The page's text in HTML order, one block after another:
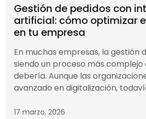
Gestión de pedidos con
artificial: cómo optimizar
en tu empresa
En muchas empresas, la gestión
siendo un proceso más complejo
debería. Aunque las
avanzado en digitalización,
17 marzo, 2026